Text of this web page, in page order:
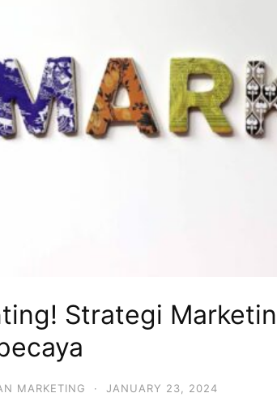
Strategi
MARKETING · JANUARY 23, 2024